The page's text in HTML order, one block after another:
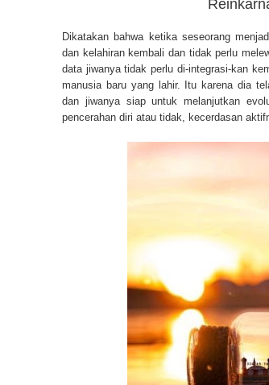
Dikatakan bahwa ketika seseorang
dan kelahiran kembali dan tidak perlu
data jiwanya tidak perlu di-integrasi-kan
manusia baru yang lahir. Itu karena dia
dan jiwanya siap untuk melanjutkan
pencerahan diri atau tidak, kecerdasan